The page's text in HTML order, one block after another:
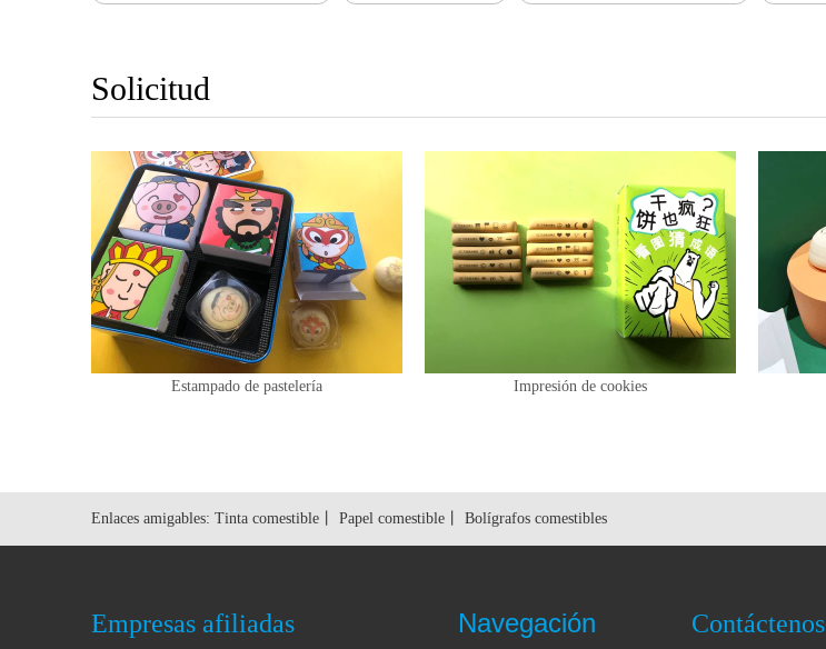
Solicitud
Estampado de pastelería Impresión de cookies
Enlaces amigables: Tinta comestible Papel comestible Bolígrafos comestibles
Empresas afiliadas Navegación Contáctenos